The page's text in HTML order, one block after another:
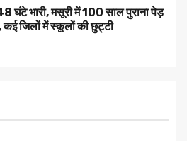
घंटे भारी, मसूरी में 100 साल पुराना पेड़
कई जिलों में स्कूलों की छुट्टी